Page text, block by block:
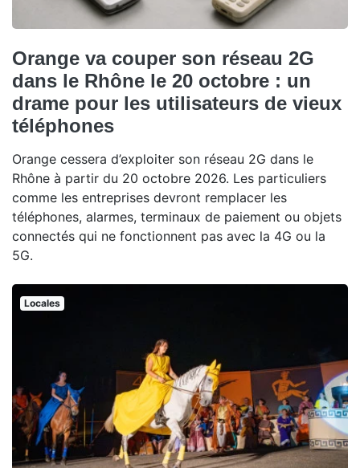
Orange va couper son réseau 2G
dans le Rhône le 20 octobre : un
drame pour les utilisateurs de vieux
téléphones
Orange cessera d’exploiter son réseau 2G dans le
Rhône à partir du 20 octobre 2026. Les particuliers
comme les entreprises devront remplacer les
téléphones, alarmes, terminaux de paiement ou objets
connectés qui ne fonctionnent pas avec la 4G ou la
5G.
Locales